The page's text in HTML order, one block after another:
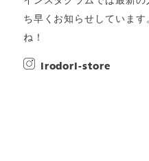
ち早くお知らせしていま
ね！
irodori-store